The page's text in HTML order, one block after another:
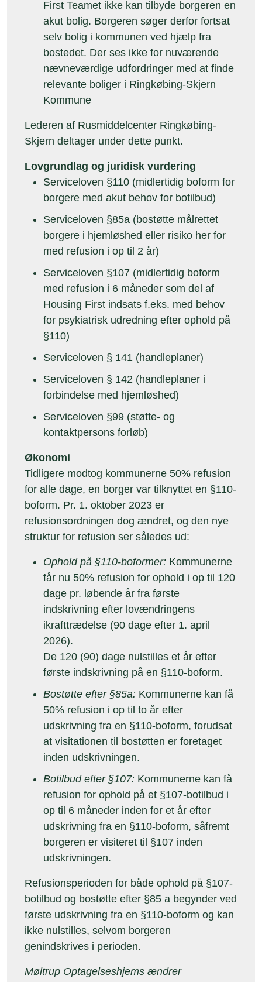
First Teamet ikke kan tilbyde borgeren en
akut bolig. Borgeren søger derfor fortsat
selv bolig i kommunen ved hjælp fra
bostedet. Der ses ikke for nuværende
nævneværdige udfordringer med at finde
relevante boliger i Ringkøbing-Skjern
Kommune
Lederen af Rusmiddelcenter Ringkøbing-
Skjern deltager under dette punkt.
Lovgrundlag og juridisk vurdering
Serviceloven §110 (midlertidig boform for
borgere med akut behov for botilbud)
Serviceloven §85a (bostøtte målrettet
borgere i hjemløshed eller risiko her for
med refusion i op til 2 år)
Serviceloven §107 (midlertidig boform
med refusion i 6 måneder som del af
Housing First indsats f.eks. med behov
for psykiatrisk udredning efter ophold på
§110)
Serviceloven § 141 (handleplaner)
Serviceloven § 142 (handleplaner i
forbindelse med hjemløshed)
Serviceloven §99 (støtte- og
kontaktpersons forløb)
Økonomi
Tidligere modtog kommunerne 50% refusion
for alle dage, en borger var tilknyttet en §110-
boform. Pr. 1. oktober 2023 er
refusionsordningen dog ændret, og den nye
struktur for refusion ser således ud:
Ophold på §110-boformer: Kommunerne
får nu 50% refusion for ophold i op til 120
dage pr. løbende år fra første
indskrivning efter lovændringens
ikrafttrædelse (90 dage efter 1. april
2026).
De 120 (90) dage nulstilles et år efter
første indskrivning på en §110-boform.
Bostøtte efter §85a: Kommunerne kan få
50% refusion i op til to år efter
udskrivning fra en §110-boform, forudsat
at visitationen til bostøtten er foretaget
inden udskrivningen.
Botilbud efter §107: Kommunerne kan få
refusion for ophold på et §107-botilbud i
op til 6 måneder inden for et år efter
udskrivning fra en §110-boform, såfremt
borgeren er visiteret til §107 inden
udskrivningen.
Refusionsperioden for både ophold på §107-
botilbud og bostøtte efter §85 a begynder ved
første udskrivning fra en §110-boform og kan
ikke nulstilles, selvom borgeren
genindskrives i perioden.
Møltrup Optagelseshjems ændrer